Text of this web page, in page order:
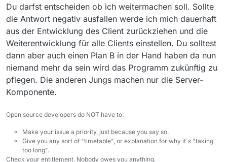
Du darfst entscheiden ob ich weitermachen soll. Sollte
die Antwort negativ ausfallen werde ich mich dauerhaft
aus der Entwicklung des Client zurückziehen und die
Weiterentwicklung für alle Clients einstellen. Du solltest
dann aber auch einen Plan B in der Hand haben da nun
niemand mehr da sein wird das Programm zukünftig zu
pflegen. Die anderen Jungs machen nur die Server-
Komponente.
Open source developers do NOT have to:
Make your issue a priority, just because you say so.
Give you any sort of "timetable", or explanation for why it´s "taking
too long".
Check your entitlement. Nobody owes you anything.